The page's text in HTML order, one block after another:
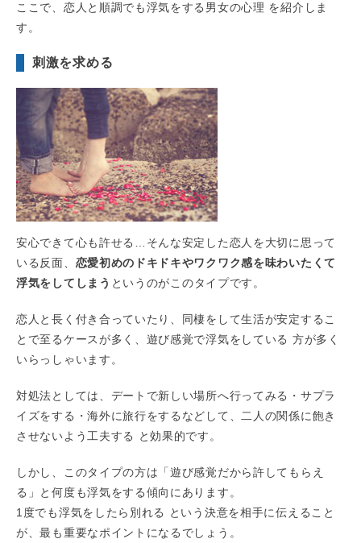
ここで、恋人と順調でも浮気をする男女の心理 を紹介しま
す。
刺激を求める
安心できて心も許せる…そんな安定した恋人を大切に思って
いる反面、 恋愛初めのドキドキやワクワク感を味わいたくて
浮気をしてしまう というのがこのタイプです。
恋人と長く付き合っていたり、同棲をして生活が安定するこ
とで至るケースが多く、遊び感覚で浮気をしている 方が多く
いらっしゃいます。
対処法としては、デートで新しい場所へ行ってみる・サプラ
イズをする・海外に旅行をするなどして、二人の関係に飽き
させないよう工夫する と効果的です。
しかし、このタイプの方は「遊び感覚だから許してもらえ
る」と何度も浮気をする傾向にあります。
1度でも浮気をしたら別れる という決意を相手に伝えること
が、最も重要なポイントになるでしょう。